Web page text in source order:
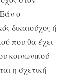
ο
δικαιούχος ή
που θα έχει
κοινωνικού
η σχετική